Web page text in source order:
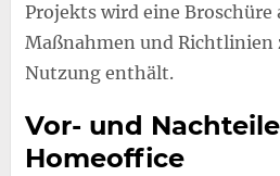
Projekts wird eine Broschüre
Maßnahmen und
Nutzung enthält.
Vor- und
Homeoffice